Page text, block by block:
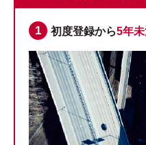
初度登録から5年